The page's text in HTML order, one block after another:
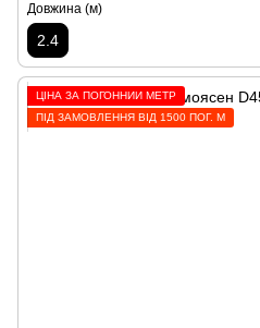
Довжина (м)
2.4
ЦІНА ЗА ПОГОННИЙ МЕТР
ПІД ЗАМОВЛЕННЯ ВІД 1500 ПОГ. М